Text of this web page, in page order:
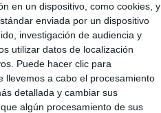
en un dispositivo, como cookies, y
enviada por un dispositivo
investigación de audiencia y
utilizar datos de localización
Puede hacer clic para
llevemos a cabo el procesamiento
detallada y cambiar sus
algún procesamiento de sus
de lo